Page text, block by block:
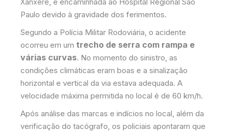
Xanxerê, e encaminhada ao Hospital Regional São
Paulo devido à gravidade dos ferimentos.
Segundo a Polícia Militar Rodoviária, o acidente
ocorreu em um trecho de serra com rampa e
várias curvas. No momento do sinistro, as
condições climáticas eram boas e a sinalização
horizontal e vertical da via estava adequada. A
velocidade máxima permitida no local é de 60 km/h.
Após análise das marcas e indícios no local, além da
verificação do tacógrafo, os policiais apontaram que